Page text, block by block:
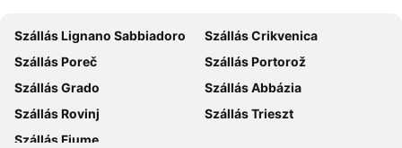
Szállás Lignano Sabbiadoro
Szállás Crikvenica
Szállás Poreč
Szállás Portorož
Szállás Grado
Szállás Abbázia
Szállás Rovinj
Szállás Trieszt
Szállás Fiume